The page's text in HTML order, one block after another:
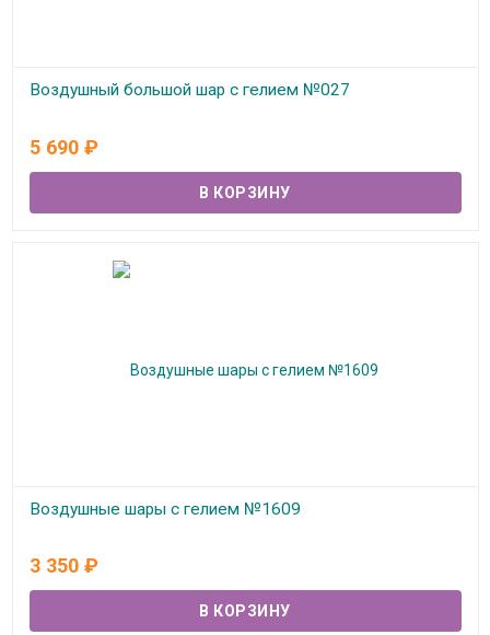
Воздушный большой шар с гелием №027
5 690 ₽
Воздушные шары с гелием №1609
3 350 ₽